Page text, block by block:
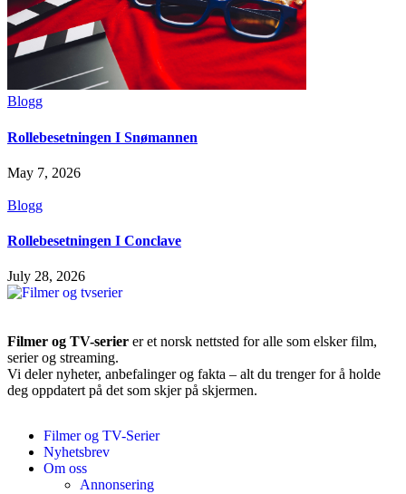
Blogg
Rollebesetningen I Snømannen
May 7, 2026
Blogg
Rollebesetningen I Conclave
July 28, 2026
Filmer og TV-serier er et norsk nettsted for alle som elsker film,
serier og streaming.
Vi deler nyheter, anbefalinger og fakta – alt du trenger for å holde
deg oppdatert på det som skjer på skjermen.
Filmer og TV-Serier
Nyhetsbrev
Om oss
Annonsering